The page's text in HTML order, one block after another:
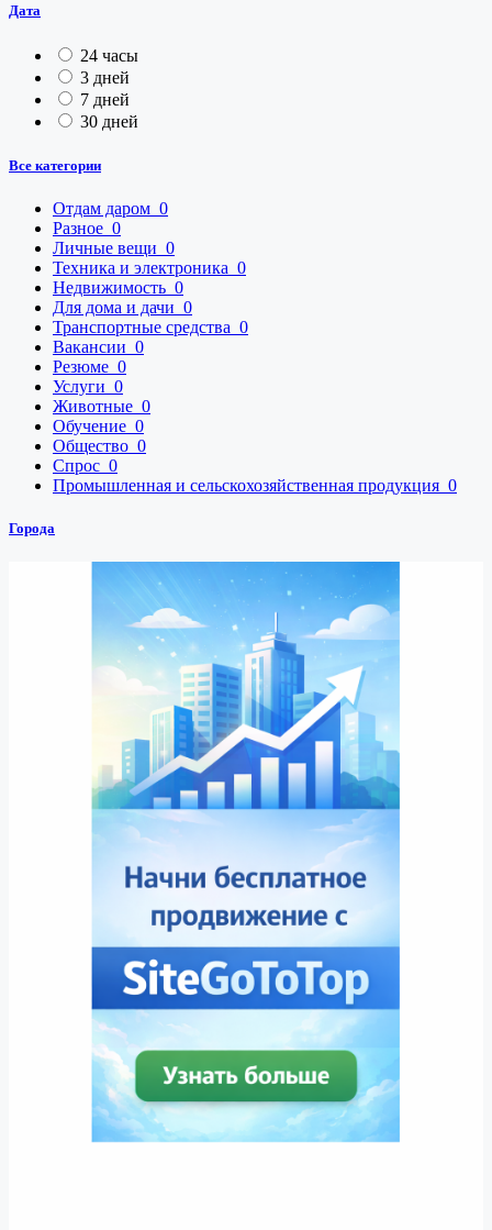
Дата
24 часы
3 дней
7 дней
30 дней
Все категории
Отдам даром 0
Разное 0
Личные вещи 0
Техника и электроника 0
Недвижимость 0
Для дома и дачи 0
Транспортные средства 0
Вакансии 0
Резюме 0
Услуги 0
Животные 0
Обучение 0
Общество 0
Спрос 0
Промышленная и сельскохозяйственная продукция 0
Города